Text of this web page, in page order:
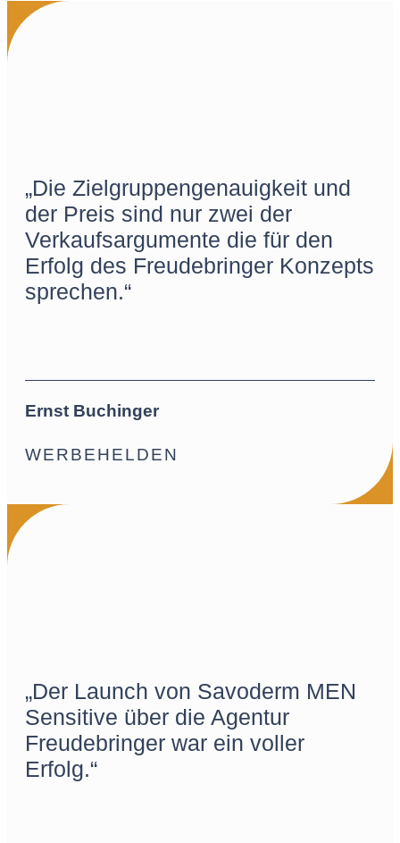
„Die Zielgruppengenauigkeit und
der Preis sind nur zwei der
Verkaufsargumente die für den
Erfolg des Freudebringer Konzepts
sprechen.“
Ernst Buchinger
WERBEHELDEN
„Der Launch von Savoderm MEN
Sensitive über die Agentur
Freudebringer war ein voller
Erfolg.“